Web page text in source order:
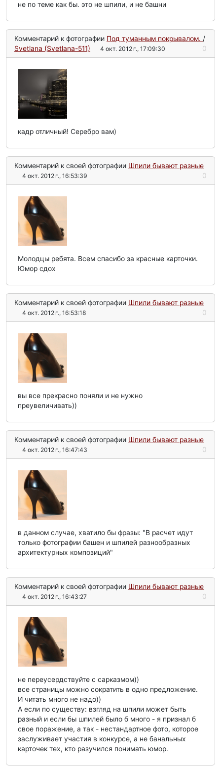
не по теме как бы. это не шпили, и не башни
Комментарий к фотографии Под туманным покрывалом. /
Svetlana (Svetlana-511)
4 окт. 2012 г., 17:09:30 0
кадр отличный! Серебро вам)
Комментарий к своей фотографии Шпили бывают разные
4 окт. 2012 г., 16:53:39 0
Молодцы ребята. Всем спасибо за красные карточки.
Юмор сдох
Комментарий к своей фотографии Шпили бывают разные
4 окт. 2012 г., 16:53:18 0
вы все прекрасно поняли и не нужно
преувеличивать))
Комментарий к своей фотографии Шпили бывают разные
4 окт. 2012 г., 16:47:43 0
в данном случае, хватило бы фразы: "В расчет идут
только фотографии башен и шпилей разнообразных
архитектурных композиций"
Комментарий к своей фотографии Шпили бывают разные
4 окт. 2012 г., 16:43:27 0
не переусердствуйте с сарказмом))
все страницы можно сократить в одно предложение.
И читать много не надо))
А если по существу: взгляд на шпили может быть
разный и если бы шпилей было б много - я признал б
свое поражение, а так - нестандартное фото, которое
заслуживает участия в конкурсе, а не банальных
карточек тех, кто разучился понимать юмор.